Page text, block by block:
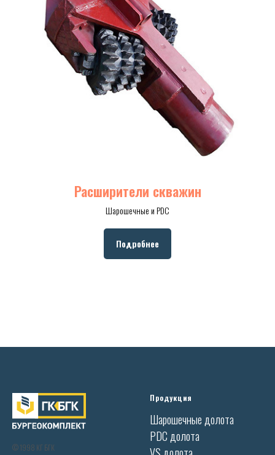
Расширители скважин
Шарошечные и PDC
Подробнее
© 1998 КГ БГК
Продукция
Шарошечные долота
PDC долота